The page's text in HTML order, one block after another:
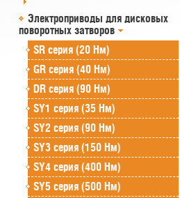
Электроприводы для дисковых
поворотных затворов
SR cерия (20 Нм)
GR cерия (40 Нм)
DR серия (90 Нм)
SY1 серия (35 Нм)
SY2 серия (90 Нм)
SY3 серия (150 Нм)
SY4 серия (400 Нм)
SY5 серия (500 Нм)